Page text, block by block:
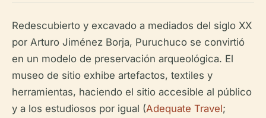
Redescubierto y excavado a mediados del siglo XX
por Arturo Jiménez Borja, Puruchuco se convirtió
en un modelo de preservación arqueológica. El
museo de sitio exhibe artefactos, textiles y
herramientas, haciendo el sitio accesible al público
y a los estudiosos por igual (Adequate Travel;